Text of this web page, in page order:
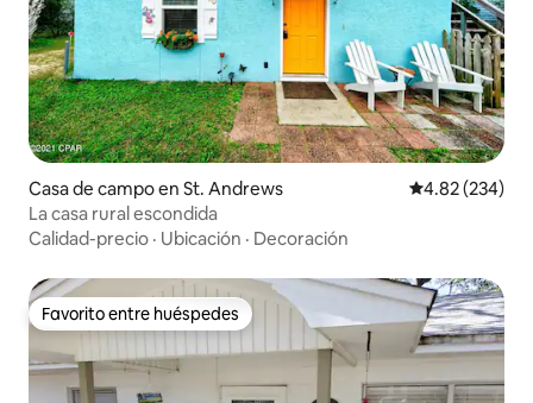
Casa de campo en St. Andrews Calificación
4.82 (234)
La casa rural escondida
Calidad-precio · Ubicación · Decoración
Favorito entre huéspedes
Favorito entre huéspedes